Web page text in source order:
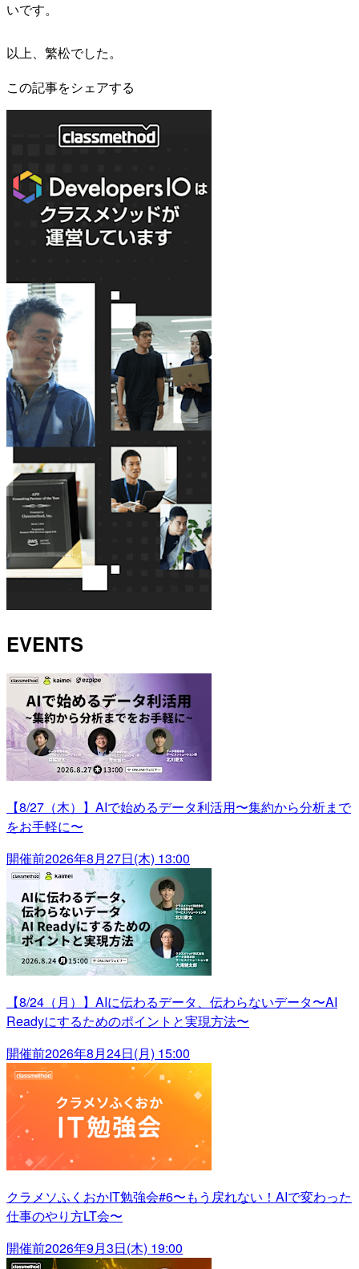
いです。
以上、繁松でした。
この記事をシェアする
EVENTS
【8/27（木）】AIで始めるデータ利活用〜集約から分析まで
をお手軽に〜
開催前2026年8月27日(木) 13:00
【8/24（月）】AIに伝わるデータ、伝わらないデータ〜AI
Readyにするためのポイントと実現方法〜
開催前2026年8月24日(月) 15:00
クラメソふくおかIT勉強会#6〜もう戻れない！AIで変わった
仕事のやり方LT会〜
開催前2026年9月3日(木) 19:00